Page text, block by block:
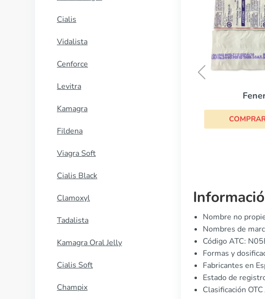
Cialis
Vidalista
Cenforce
Levitra
Kamagra
Fildena
Viagra Soft
Cialis Black
Clamoxyl
Tadalista
Kamagra Oral Jelly
Cialis Soft
Champix
Nombre no
Nombres de
Código ATC:
Formas y
Fabricantes en
Estado de
Clasificación